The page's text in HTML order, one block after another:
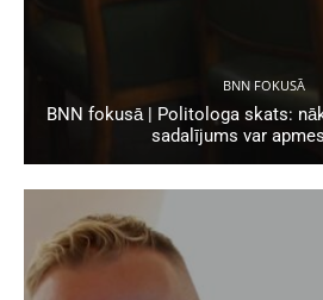
BNN FOKUSĀ
BNN fokusā | Politologa skats:
sadalījums var